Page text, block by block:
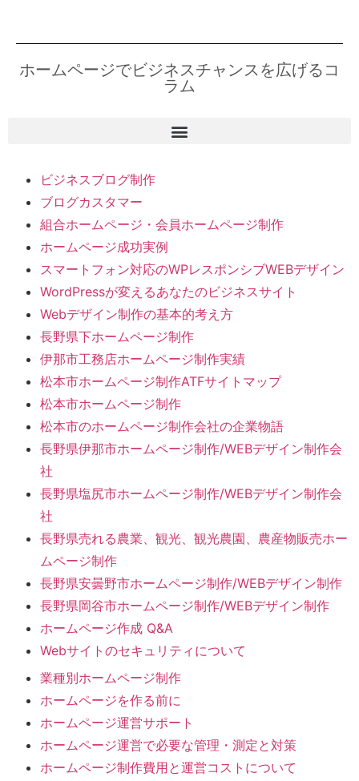
ホームページでビジネスチャンスを広げるコ
ラム
ビジネスブログ制作
ブログカスタマー
組合ホームページ・会員ホームページ制作
ホームページ成功実例
スマートフォン対応のWPレスポンシブWEBデザイン
WordPressが変えるあなたのビジネスサイト
Webデザイン制作の基本的考え方
長野県下ホームページ制作
伊那市工務店ホームページ制作実績
松本市ホームページ制作ATFサイトマップ
松本市ホームページ制作
松本市のホームページ制作会社の企業物語
長野県伊那市ホームページ制作/WEBデザイン制作会
社
長野県塩尻市ホームページ制作/WEBデザイン制作会
社
長野県売れる農業、観光、観光農園、農産物販売ホー
ムページ制作
長野県安曇野市ホームページ制作/WEBデザイン制作
長野県岡谷市ホームページ制作/WEBデザイン制作
ホームページ作成 Q&A
Webサイトのセキュリティについて
業種別ホームページ制作
ホームページを作る前に
ホームページ運営サポート
ホームページ運営で必要な管理・測定と対策
ホームページ制作費用と運営コストについて